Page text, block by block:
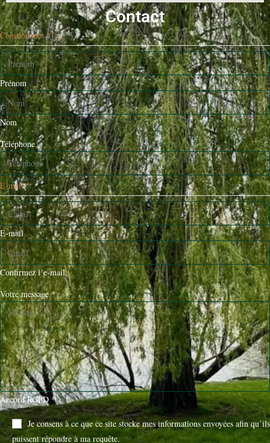
Contact
Coordonnées*
Prénom
Nom
Téléphone
E-mail*
E-mail
Confirmez l’e-mail
Votre message*
Accord RGPD *
Je consens à ce que ce site stocke mes informations envoyées afin qu’ils
puissent répondre à ma requête.